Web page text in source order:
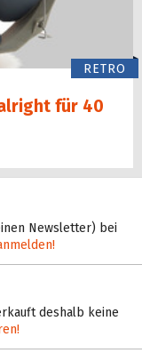
RETRO
für 40
Newsletter) bei
deshalb keine